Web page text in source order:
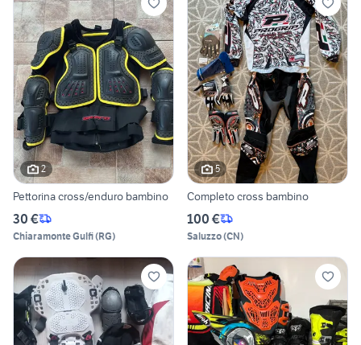
2
Pettorina cross/enduro bambino
30 €
Chiaramonte Gulfi(RG)
5
Completo cross bambino
100 €
Saluzzo(CN)